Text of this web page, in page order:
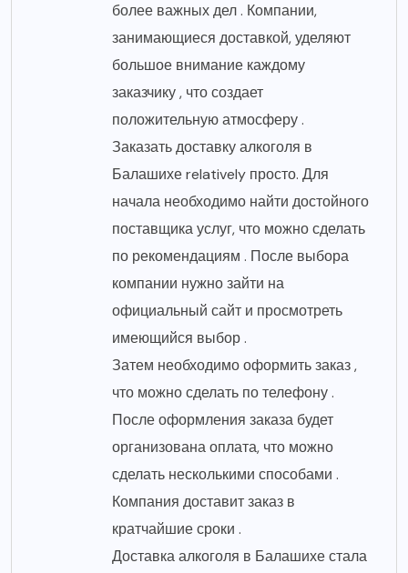
более важных дел . Компании,
занимающиеся доставкой, уделяют
большое внимание каждому
заказчику , что создает
положительную атмосферу .
Заказать доставку алкоголя в
Балашихе relatively просто. Для
начала необходимо найти достойного
поставщика услуг, что можно сделать
по рекомендациям . После выбора
компании нужно зайти на
официальный сайт и просмотреть
имеющийся выбор .
Затем необходимо оформить заказ ,
что можно сделать по телефону .
После оформления заказа будет
организована оплата, что можно
сделать несколькими способами .
Компания доставит заказ в
кратчайшие сроки .
Доставка алкоголя в Балашихе стала